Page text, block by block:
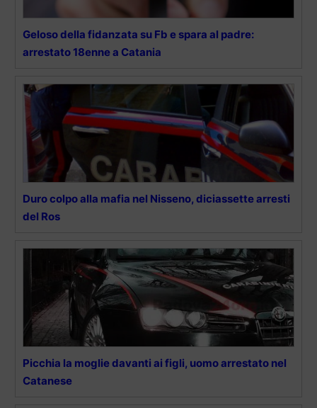
Geloso della fidanzata su Fb e spara al padre:
arrestato 18enne a Catania
Duro colpo alla mafia nel Nisseno, diciassette arresti
del Ros
Picchia la moglie davanti ai figli, uomo arrestato nel
Catanese